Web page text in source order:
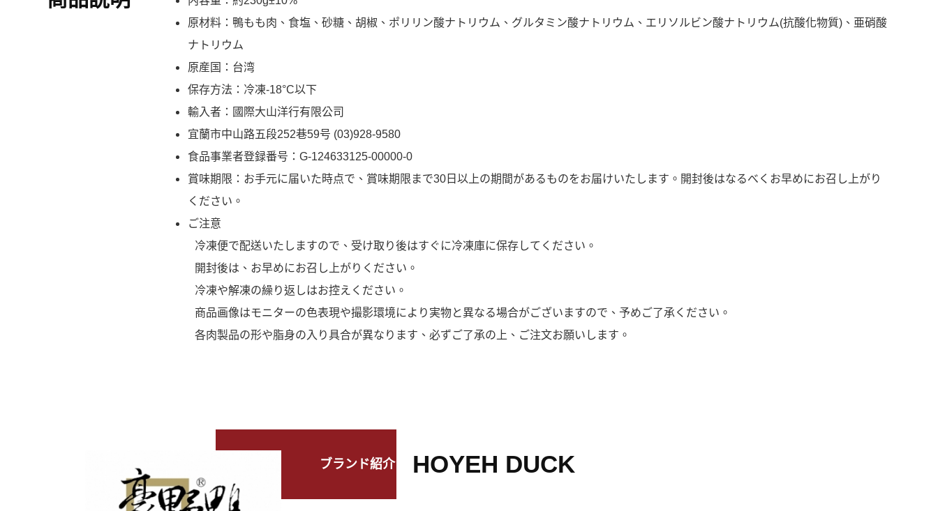
原材料：鴨もも肉、食塩、砂糖、胡椒、ポリリン酸ナトリウム、グルタミン酸ナトリウム、エリソルビン酸ナトリウム(抗酸化物質)、亜硝酸
ナトリウム
原産国：台湾
保存方法：冷凍-18°C以下
輸入者：國際大山洋行有限公司
宜蘭市中山路五段252巷59号 (03)928-9580
食品事業者登録番号：G-124633125-00000-0
賞味期限：お手元に届いた時点で、賞味期限まで30日以上の期間があるものをお届けいたします。開封後はなるべくお早めにお召し上がり
ください。
ご注意
冷凍便で配送いたしますので、受け取り後はすぐに冷凍庫に保存してください。
開封後は、お早めにお召し上がりください。
冷凍や解凍の繰り返しはお控えください。
商品画像はモニターの色表現や撮影環境により実物と異なる場合がございますので、予めご了承ください。
各肉製品の形や脂身の入り具合が異なります、必ずご了承の上、ご注文お願いします。
ブランド紹介 HOYEH DUCK